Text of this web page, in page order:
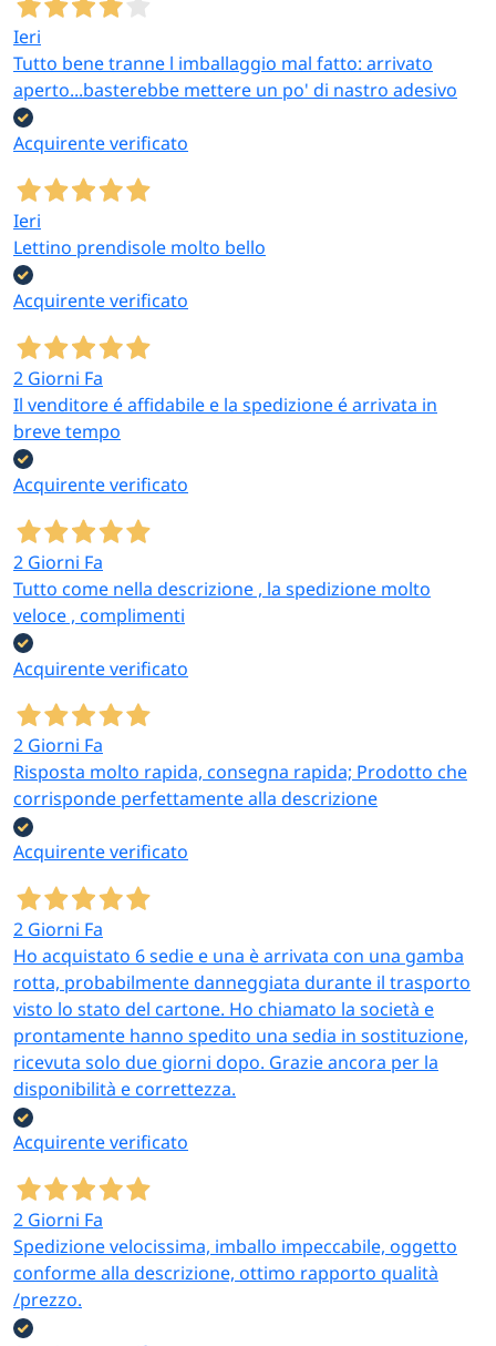
Ieri
Tutto bene tranne l imballaggio mal fatto: arrivato
aperto...basterebbe mettere un po' di nastro adesivo
Acquirente verificato
Ieri
Lettino prendisole molto bello
Acquirente verificato
2 Giorni Fa
Il venditore é affidabile e la spedizione é arrivata in
breve tempo
Acquirente verificato
2 Giorni Fa
Tutto come nella descrizione , la spedizione molto
veloce , complimenti
Acquirente verificato
2 Giorni Fa
Risposta molto rapida, consegna rapida; Prodotto che
corrisponde perfettamente alla descrizione
Acquirente verificato
2 Giorni Fa
Ho acquistato 6 sedie e una è arrivata con una gamba
rotta, probabilmente danneggiata durante il trasporto
visto lo stato del cartone. Ho chiamato la società e
prontamente hanno spedito una sedia in sostituzione,
ricevuta solo due giorni dopo. Grazie ancora per la
disponibilità e correttezza.
Acquirente verificato
2 Giorni Fa
Spedizione velocissima, imballo impeccabile, oggetto
conforme alla descrizione, ottimo rapporto qualità
/prezzo.